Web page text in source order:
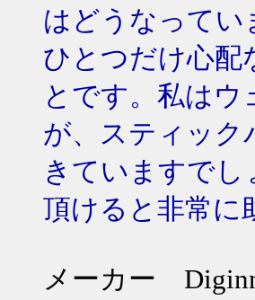
はどうなってい
ひとつだけ心配
とです。私は
が、スティック
きていますで
頂けると非常に
メーカー